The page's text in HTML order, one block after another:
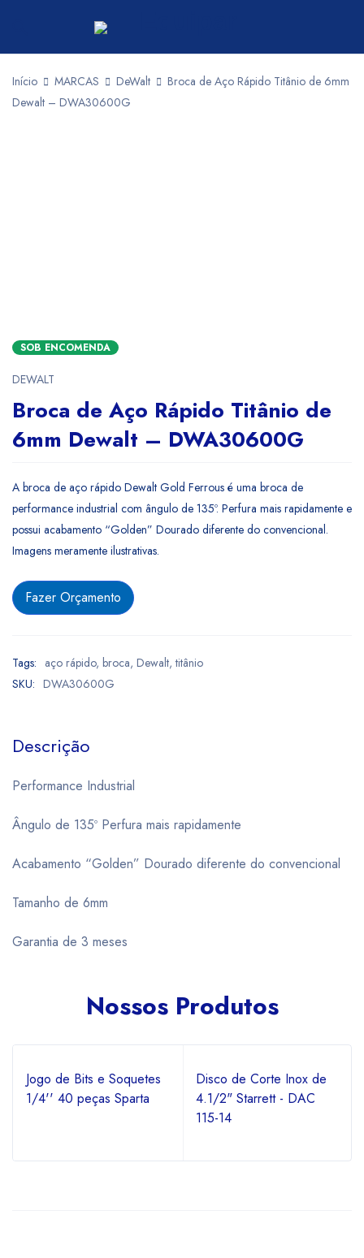
Início MARCAS DeWalt
Broca de Aço Rápido Titânio de 6mm
Dewalt – DWA30600G
SOB ENCOMENDA
DEWALT
Broca de Aço Rápido Titânio de
6mm Dewalt – DWA30600G
A broca de aço rápido Dewalt Gold Ferrous é uma broca de
performance industrial com ângulo de 135º. Perfura mais rapidamente e
possui acabamento “Golden” Dourado diferente do convencional.
Imagens meramente ilustrativas.
Fazer Orçamento
Tags: aço rápido, broca, Dewalt,titânio
SKU: DWA30600G
Descrição
Performance Industrial
Ângulo de 135º Perfura mais rapidamente
Acabamento “Golden” Dourado diferente do convencional
Tamanho de 6mm
Garantia de 3 meses
Nossos Produtos
Jogo de Bits e Soquetes
1/4'' 40 peças Sparta
Disco de Corte Inox de
4.1/2" Starrett - DAC
115-14